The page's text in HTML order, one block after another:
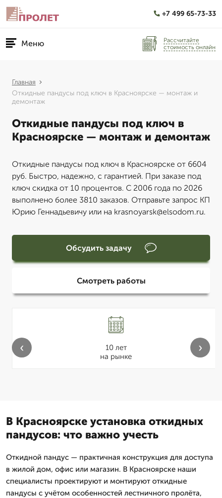
+7 499 65-73-33
Меню
Рассчитайте
стоимость онлайн
Главная
Откидные пандусы под ключ в Красноярске — монтаж и
демонтаж
Откидные пандусы под ключ в
Красноярске — монтаж и демонтаж
Откидные пандусы под ключ в Красноярске от 6604
руб. Быстро, надежно, с гарантией. При заказе под
ключ скидка от 10 процентов. С 2006 года по 2026
выполнено более 3810 заказов. Отправьте запрос КП
Юрию Геннадьевичу или на krasnoyarsk@elsodom.ru.
Обсудить задачу
Смотреть работы
10 лет
на рынке
‹ ›
В Красноярске установка откидных
пандусов: что важно учесть
Откидной пандус — практичная конструкция для доступа
в жилой дом, офис или магазин. В Красноярске наши
специалисты проектируют и монтируют откидные
пандусы с учётом особенностей лестничного пролёта,